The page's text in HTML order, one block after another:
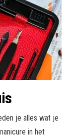
je alles wat je
in het